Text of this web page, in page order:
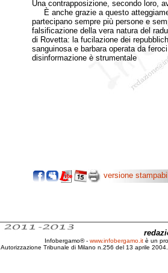
Una contrapposizione, secondo loro,
È anche grazie a questo
partecipano sempre più persone e
falsificazione della vera natura del
di Rovetta: la fucilazione dei
sanguinosa e barbara operata da
disinformazione è strumentale
versione
Infobergamo® - www.infobergamo.it è un
Autorizzazione Tribunale di Milano n.256 del 13 aprile